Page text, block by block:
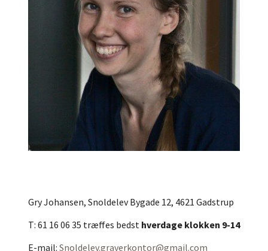
Gry Johansen, Snoldelev Bygade 12, 4621 Gadstrup
T: 61 16 06 35 træffes bedst hverdage klokken 9-14
E-mail: Snoldelev.graverkontor@gmail.com